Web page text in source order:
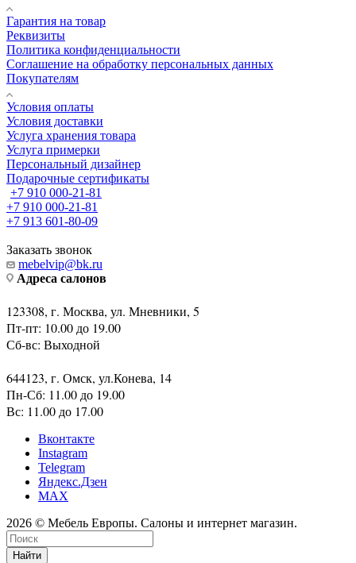
Гарантия на товар
Реквизиты
Политика конфиденциальности
Соглашение на обработку персональных данных
Покупателям
Условия оплаты
Условия доставки
Услуга хранения товара
Услуга примерки
Персональный дизайнер
Подарочные сертификаты
+7 910 000-21-81
+7 910 000-21-81
+7 913 601-80-09
Заказать звонок
mebelvip@bk.ru
Адреса салонов
123308, г. Москва, ул. Мневники, 5
Пт-пт: 10.00 до 19.00
Сб-вс: Выходной
644123, г. Омск, ул.Конева, 14
Пн-Сб: 11.00 до 19.00
Вс: 11.00 до 17.00
Вконтакте
Instagram
Telegram
Яндекс.Дзен
MAX
2026 © Мебель Европы. Салоны и интернет магазин.
Найти